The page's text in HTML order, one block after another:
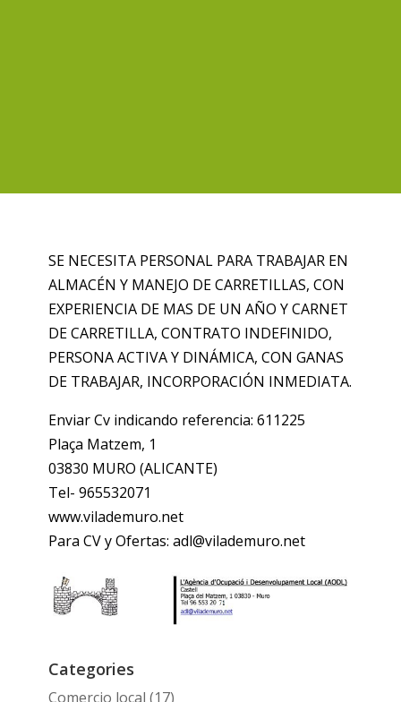
SE NECESITA PERSONAL PARA TRABAJAR EN
ALMACÉN Y MANEJO DE CARRETILLAS, CON
EXPERIENCIA DE MAS DE UN AÑO Y CARNET
DE CARRETILLA, CONTRATO INDEFINIDO,
PERSONA ACTIVA Y DINÁMICA, CON GANAS
DE TRABAJAR, INCORPORACIÓN INMEDIATA.
Enviar Cv indicando referencia: 611225
Plaça Matzem, 1
03830 MURO (ALICANTE)
Tel- 965532071
www.vilademuro.net
Para CV y Ofertas: adl@vilademuro.net
Categories
Comercio local (17)